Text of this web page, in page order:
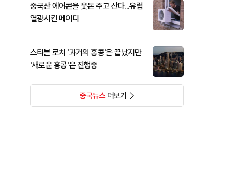
중국산 에어콘을 웃돈 주고 산다...유럽
열광시킨 메이디
스티븐 로치 '과거의 홍콩'은 끝났지만
'새로운 홍콩'은 진행중
중국뉴스더보기